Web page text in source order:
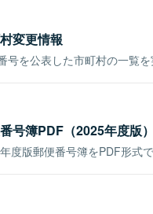
変更情報
号を公表した市町村の一覧
号簿PDF（2025年度版）
度版郵便番号簿をPDF形式